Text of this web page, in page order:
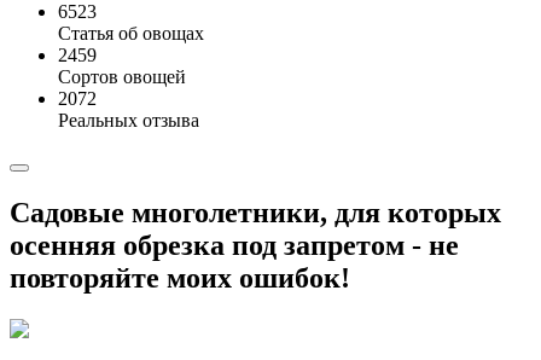
6523
Статья об овощах
2459
Сортов овощей
2072
Реальных отзыва
Садовые многолетники, для которых
осенняя обрезка под запретом - не
повторяйте моих ошибок!